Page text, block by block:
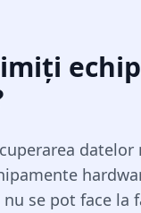
se pot face la